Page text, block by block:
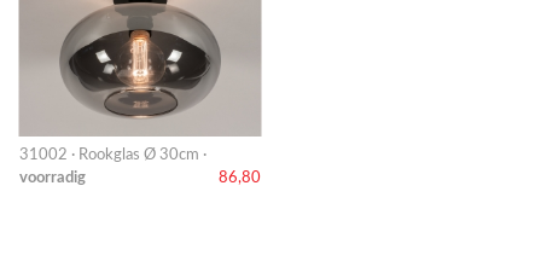
31002 · Rookglas Ø 30cm ·
voorradig
86,80